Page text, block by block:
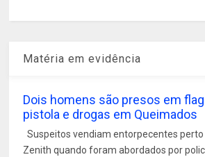
Matéria em evidência
Dois homens são presos em
pistola e drogas em Queimados
Suspeitos vendiam entorpecentes perto
Zenith quando foram abordados por